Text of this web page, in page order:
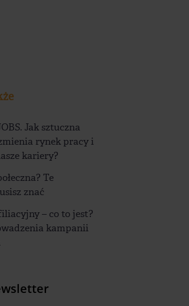
Jak sztuczna
rynek pracy i
kariery?
Te
znać
– co to jest?
kampanii